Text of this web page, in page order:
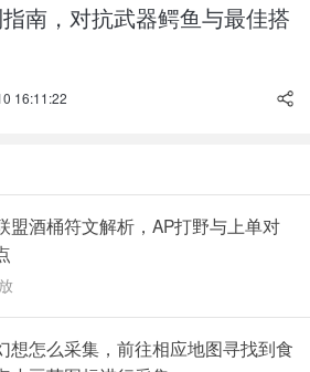
南，对抗武器鳄鱼与最佳搭
16:11:22
盟酒桶符文解析，AP打野与上单对
想怎么采集，前往相应地图寻找到食